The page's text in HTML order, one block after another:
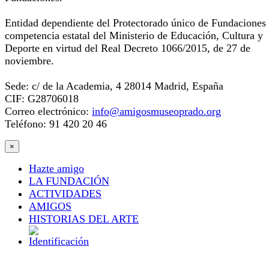
Entidad dependiente del Protectorado único de Fundaciones
competencia estatal del Ministerio de Educación, Cultura y
Deporte en virtud del Real Decreto 1066/2015, de 27 de
noviembre.
Sede: c/ de la Academia, 4 28014 Madrid, España
CIF: G28706018
Correo electrónico: info@amigosmuseoprado.org
Teléfono: 91 420 20 46
×
Hazte amigo
LA FUNDACIÓN
ACTIVIDADES
AMIGOS
HISTORIAS DEL ARTE